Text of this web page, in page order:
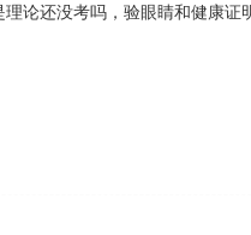
论还没考吗，验眼睛和健康证